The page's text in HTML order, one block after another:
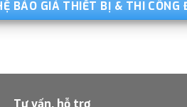
BÁO GIÁ THIẾT BỊ & THI
Tư vấn, hỗ trợ